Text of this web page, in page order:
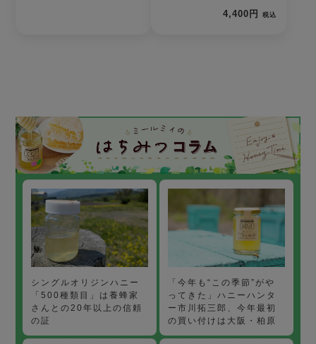
4,400円
税込
シングルオリジンハニー
「500種類目」は養蜂家
さんとの20年以上の信頼
の証
「今年も“この季節”がや
ってきた」ハニーハンタ
ー市川拓三郎、今年最初
の買い付けは大阪・柏原